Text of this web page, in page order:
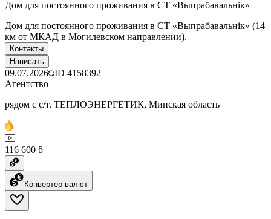
Дом для постоянного проживания в СТ «Выпрабавальнiк»
Дом для постоянного проживания в СТ «Выпрабавальнiк» (14
км от МКАД в Могилевском направлении).
Контакты
Написать
09.07.2026 ID 4158392
Агентство
рядом с с/т. ТЕПЛОЭНЕРГЕТИК, Минская область
116 600 ƃ
Конвертер валют